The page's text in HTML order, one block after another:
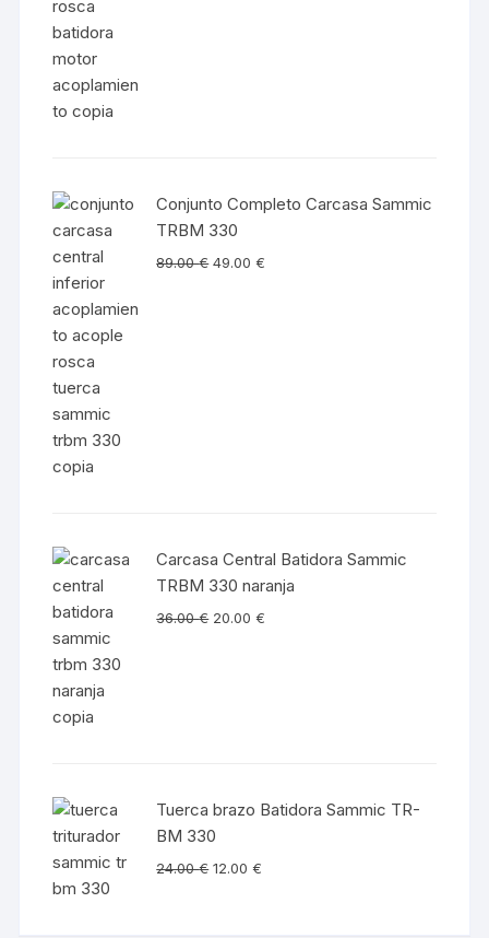
Conjunto Completo Carcasa Sammic
TRBM 330
89.00€ 49.00€
Carcasa Central Batidora Sammic
TRBM 330 naranja
36.00€ 20.00€
Tuerca brazo Batidora Sammic TR-
BM 330
24.00€ 12.00€